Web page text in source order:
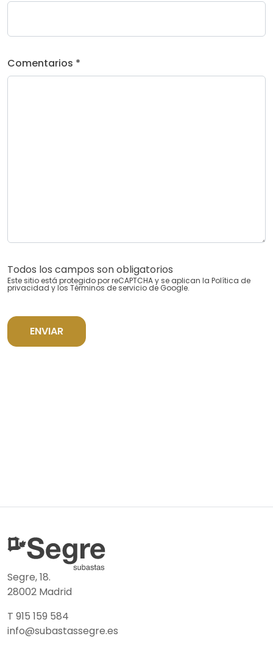
Comentarios *
Todos los campos son obligatorios
Este sitio está protegido por reCAPTCHA y se aplican la Política de
privacidad y los Términos de servicio de Google.
ENVIAR
Segre, 18.
28002 Madrid
T 915 159 584
info@subastassegre.es